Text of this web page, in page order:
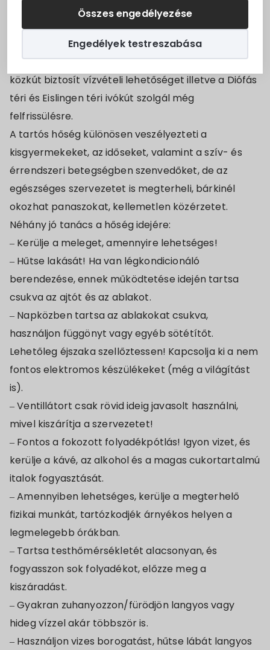
Összes engedélyezése
Engedélyek testreszabása
Turizmus
Választási információk
Választási szervek
Választási ügyintézés
2024. évi általános
valamint a Művelődési Ház rendelkezik
légkondícionált helységgel, melyek felfrissülésre
adnak lehetőséget.
A Dózsa György utca Vásártér felőli végén egy
közkút biztosít vízvételi lehetőséget illetve a Diófás
téri és Eislingen téri ivókút szolgál még
felfrissülésre.
A tartós hőség különösen veszélyezteti a
kisgyermekeket, az időseket, valamint a szív- és
érrendszeri betegségben szenvedőket, de az
egészséges szervezetet is megterheli, bárkinél
okozhat panaszokat, kellemetlen közérzetet.
Néhány jó tanács a hőség idejére:
– Kerülje a meleget, amennyire lehetséges!
– Hűtse lakását! Ha van légkondicionáló
berendezése, ennek működtetése idején tartsa
csukva az ajtót és az ablakot.
– Napközben tartsa az ablakokat csukva,
használjon függönyt vagy egyéb sötétítőt.
Lehetőleg éjszaka szellőztessen! Kapcsolja ki a nem
fontos elektromos készülékeket (még a világítást
is).
– Ventillátort csak rövid ideig javasolt használni,
mivel kiszárítja a szervezetet!
– Fontos a fokozott folyadékpótlás! Igyon vizet, és
kerülje a kávé, az alkohol és a magas cukortartalmú
italok fogyasztását.
– Amennyiben lehetséges, kerülje a megterhelő
fizikai munkát, tartózkodjék árnyékos helyen a
legmelegebb órákban.
– Tartsa testhőmérsékletét alacsonyan, és
fogyasszon sok folyadékot, előzze meg a
kiszáradást.
– Gyakran zuhanyozzon/fürödjön langyos vagy
hideg vízzel akár többször is.
– Használjon vizes borogatást, hűtse lábát langyos